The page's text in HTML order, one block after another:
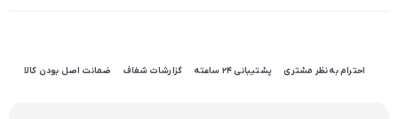
احترام به نظر مشتری پشتیبانی 24 ساعته گزارشات شفاف ضمانت اصل بودن کالا